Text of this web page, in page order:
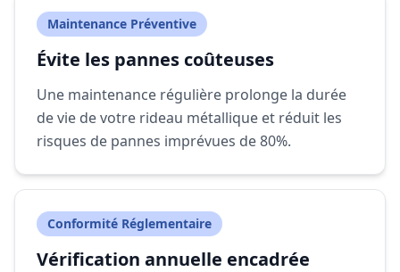
Maintenance Préventive
Évite les pannes coûteuses
Une maintenance régulière prolonge la durée
de vie de votre rideau métallique et réduit les
risques de pannes imprévues de 80%.
Conformité Réglementaire
Vérification annuelle encadrée